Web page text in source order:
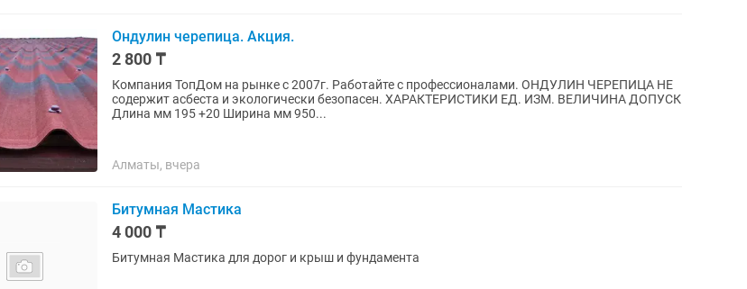
Ондулин черепица. Акция.
2 800 ₸
Компания ТопДом на рынке с 2007г. Работайте с профессионалами. ОНДУЛИН ЧЕРЕПИЦА НЕ
содержит асбеста и экологически безопасен. ХАРАКТЕРИСТИКИ ЕД. ИЗМ. ВЕЛИЧИНА ДОПУСК
Длина мм 195 +20 Ширина мм 950...
Алматы, вчера
Битумная Мастика
4 000 ₸
Битумная Мастика для дорог и крыш и фундамента